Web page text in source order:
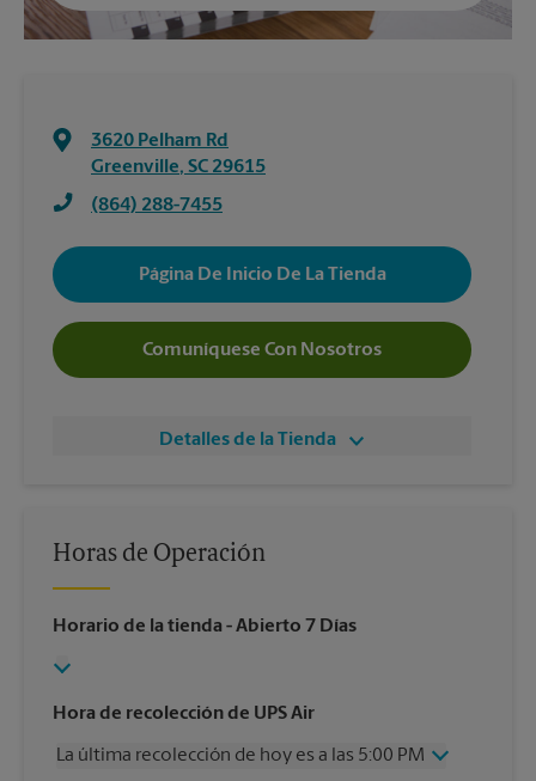
3620 Pelham Rd
Greenville, SC 29615
(864) 288-7455
Página De Inicio De La Tienda
Comuníquese Con Nosotros
Detalles de la Tienda
Horas de Operación
Horario de la tienda - Abierto 7 Días
Hora de recolección de UPS Air
La última recolección de hoy es a las 5:00 PM